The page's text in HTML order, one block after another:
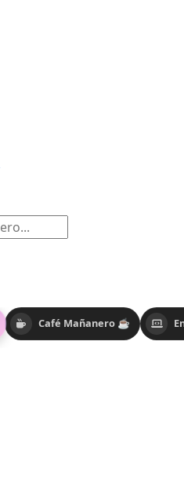
Café Mañanero ☕